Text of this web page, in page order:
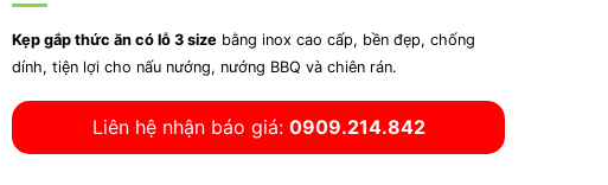
Kẹp gắp thức ăn có lỗ 3 size bằng inox cao cấp, bền đẹp, chống
dính, tiện lợi cho nấu nướng, nướng BBQ và chiên rán.
Liên hệ nhận báo giá: 0909.214.842